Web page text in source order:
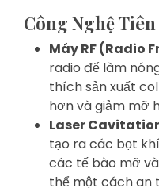
Công Nghệ
Máy RF (Radio
radio để làm
thích sản xuất
hơn và giảm mỡ
Laser
tạo ra các bọt
các tế bào mỡ
thể một cách an